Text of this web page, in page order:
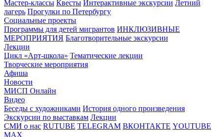
Мастер-классы Квесты Интерактивные экскурсии Летний
лагерь Прогулки по Петербургу
Социальные проекты
Программы для детей мигрантов ИНКЛЮЗИВНЫЕ
МЕРОПРИЯТИЯ Благотворительные экскурсии
Лекции
Цикл «Арт-школа» Тематические лекции
Творческие мероприятия
Афиша
Новости
МИСП Онлайн
Видео
Беседы с художниками История одного произведения
Экскурсии по выставкам Лекции
СМИ о нас RUTUBE TELEGRAM ВКОНТАКТЕ YOUTUBE
MAX